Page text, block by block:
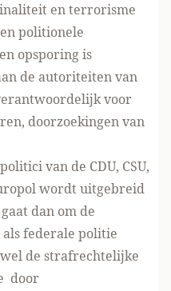
en terrorisme
politionele
opsporing is
de autoriteiten van
voor
doorzoekingen van
van de CDU, CSU,
wordt uitgebreid
dan om de
federale politie
de strafrechtelijke
door